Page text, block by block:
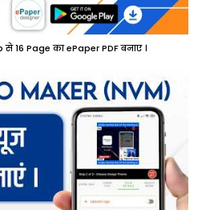
16 Page का ePaper PDF बनाए ।